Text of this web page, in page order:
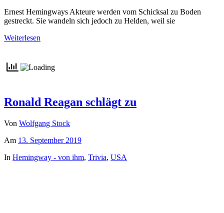
Ernest Hemingways Akteure werden vom Schicksal zu Boden
gestreckt. Sie wandeln sich jedoch zu Helden, weil sie
Weiterlesen
Ronald Reagan schlägt zu
Von Wolfgang Stock
Am 13. September 2019
In Hemingway - von ihm, Trivia, USA